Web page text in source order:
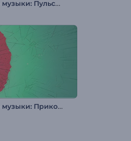
Визуализатор музыки: Пульсирующие частицы
Визуализатор музыки: Прикосновение музыки